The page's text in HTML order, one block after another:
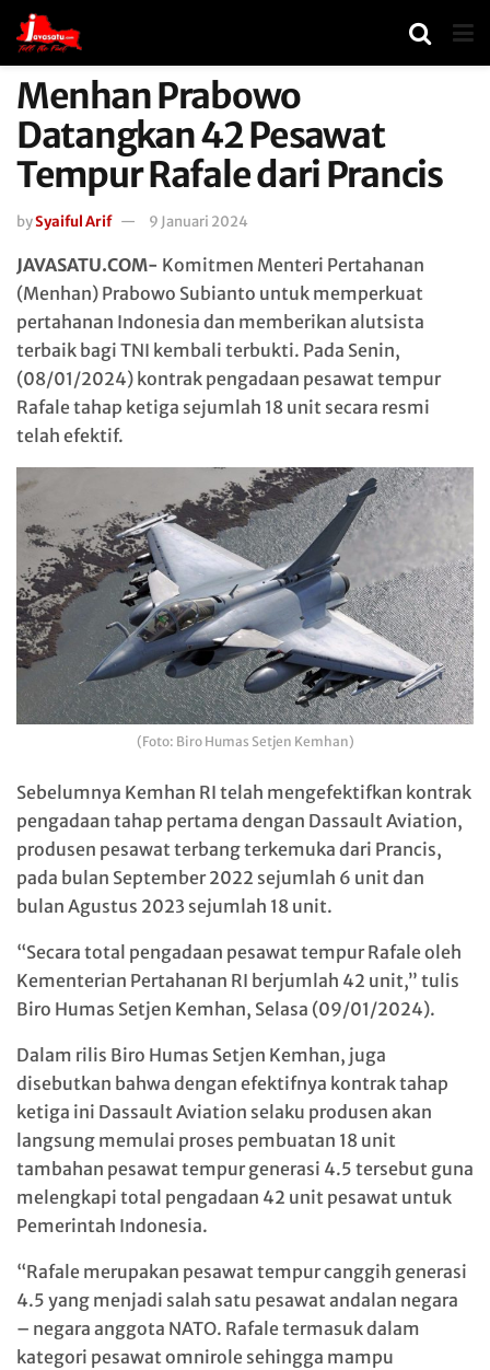
Menhan Prabowo
Datangkan 42 Pesawat
Tempur Rafale dari Prancis
bySyaiful Arif 9 Januari 2024
JAVASATU.COM- Komitmen Menteri Pertahanan
(Menhan) Prabowo Subianto untuk memperkuat
pertahanan Indonesia dan memberikan alutsista
terbaik bagi TNI kembali terbukti. Pada Senin,
(08/01/2024) kontrak pengadaan pesawat tempur
Rafale tahap ketiga sejumlah 18 unit secara resmi
telah efektif.
(Foto: Biro Humas Setjen Kemhan)
Sebelumnya Kemhan RI telah mengefektifkan kontrak
pengadaan tahap pertama dengan Dassault Aviation,
produsen pesawat terbang terkemuka dari Prancis,
pada bulan September 2022 sejumlah 6 unit dan
bulan Agustus 2023 sejumlah 18 unit.
“Secara total pengadaan pesawat tempur Rafale oleh
Kementerian Pertahanan RI berjumlah 42 unit,” tulis
Biro Humas Setjen Kemhan, Selasa (09/01/2024).
Dalam rilis Biro Humas Setjen Kemhan, juga
disebutkan bahwa dengan efektifnya kontrak tahap
ketiga ini Dassault Aviation selaku produsen akan
langsung memulai proses pembuatan 18 unit
tambahan pesawat tempur generasi 4.5 tersebut guna
melengkapi total pengadaan 42 unit pesawat untuk
Pemerintah Indonesia.
“Rafale merupakan pesawat tempur canggih generasi
4.5 yang menjadi salah satu pesawat andalan negara
– negara anggota NATO. Rafale termasuk dalam
kategori pesawat omnirole sehingga mampu